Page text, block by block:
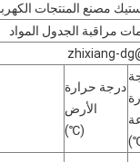
مصنع المنتجات
مراقبة الجدول المواد
zhixiang-
درجة حرارة
الأرض
(℃)